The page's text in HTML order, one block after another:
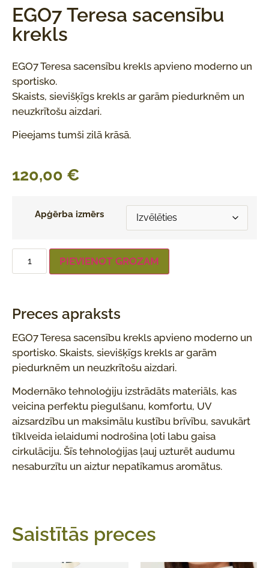
EGO7 Teresa sacensību
krekls
EGO7 Teresa sacensību krekls apvieno moderno un
sportisko.
Skaists, sievišķīgs krekls ar garām piedurknēm un
neuzkrītošu aizdari.
Pieejams tumši zilā krāsā.
120,00 €
Apģērba izmērs
PIEVIENOT GROZAM
Preces apraksts
EGO7 Teresa sacensību krekls apvieno moderno un
sportisko. Skaists, sievišķīgs krekls ar garām
piedurknēm un neuzkrītošu aizdari.
Modernāko tehnoloģiju izstrādāts materiāls, kas
veicina perfektu piegulšanu, komfortu, UV
aizsardzību un maksimālu kustību brīvību, savukārt
tīklveida ielaidumi nodrošina ļoti labu gaisa
cirkulāciju. Šīs tehnoloģijas ļauj uzturēt audumu
nesaburzītu un aiztur nepatīkamus aromātus.
Saistītās preces